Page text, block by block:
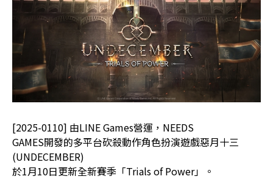
[2025-0110] 由LINE Games營運，NEEDS
GAMES開發的多平台砍殺動作角色扮演遊戲惡月十三
(UNDECEMBER)
於1月10日更新全新賽季「Trials of Power」。